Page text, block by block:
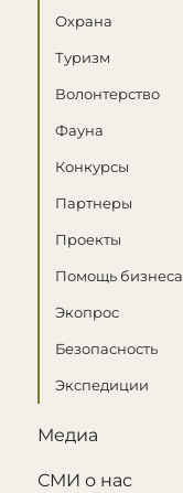
Охрана
Туризм
Волонтерство
Фауна
Конкурсы
Партнеры
Проекты
Помощь бизнеса
Экопрос
Безопасность
Экспедиции
Медиа
СМИ о нас